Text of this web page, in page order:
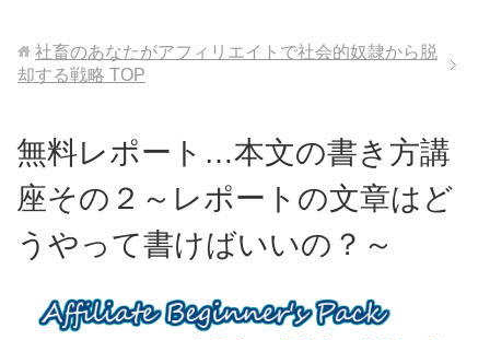
社畜のあなたがアフィリエイトで社会的奴隷から脱
却する戦略 TOP
無料レポート…本文の書き方講
座その２～レポートの文章はど
うやって書けばいいの？～